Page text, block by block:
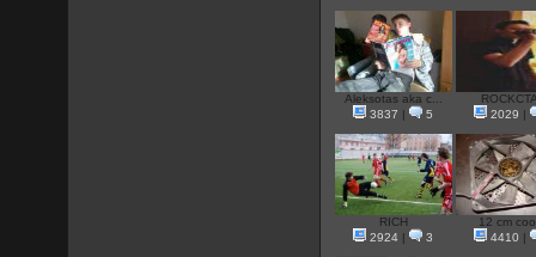
Aleksotas aka c...
3837
| 5
2029
|
RICH
2924 | 3
12 cm
4410
|